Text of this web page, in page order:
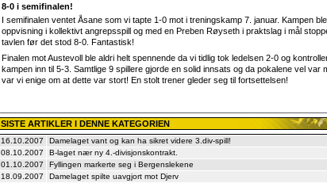
8-0 i semifinalen!
I semifinalen ventet Åsane som vi tapte 1-0 mot i treningskamp 7. januar. Kampen
oppvisning i kollektivt angrepsspill og med en Preben Røyseth i praktslag i mål
tavlen før det stod 8-0. Fantastisk!
Finalen mot Austevoll ble aldri helt spennende da vi tidlig tok ledelsen 2-0 og
kampen inn til 5-3. Samtlige 9 spillere gjorde en solid innsats og da pokalene vel var
var vi enige om at dette var stort! En stolt trener gleder seg til fortsettelsen!
SISTE ARTIKLER I DENNE KATEGORIEN
16.10.2007
Damelaget vant og kan ha sikret videre 3.div-spill!
08.10.2007
B-laget nær ny 4.-divisjonskontrakt.
01.10.2007
Fyllingen markerte seg i Bergenslekene
18.09.2007
Damelaget spilte uavgjort mot Djerv